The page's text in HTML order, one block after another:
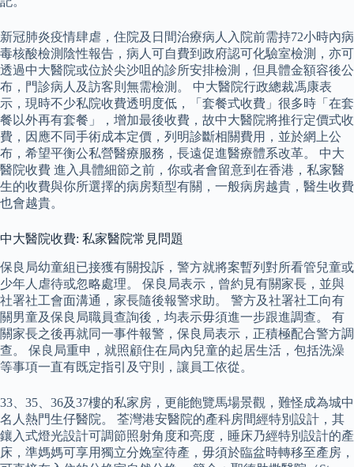
新冠肺炎疫情肆虐，住院及日間治療病人入院前需持72小時內病
毒核酸檢測陰性報告，病人可自費到政府認可化驗室檢測，亦可
透過中大醫院或位於尖沙咀的診所安排檢測，但具體金額容後公
布，門診病人及訪客則無需檢測。 中大醫院行政總裁馮康表
示，現時不少私院收費透明度低，「套餐式收費」很多時「在套
餐以外再有套餐」，增加最後收費，故中大醫院將推行定價式收
費，因應不同手術成本定價，列明診斷相關費用，並於網上公
布，希望平衡公私營醫療服務，長遠促進醫療體系改革。 中大
醫院收費 進入具體細節之前，你或者會留意到在香港，私家醫
生的收費與你所選擇的病房類型有關，一般病房越貴，醫生收費
也會越貴。
中大醫院收費: 私家醫院常見問題
保良局幼童組已接獲有關投訴，警方就將案暫列對所看管兒童或
少年人虐待或忽略處理。 保良局表示，曾約見有關家長，並與
社署社工會面溝通，家長隨後報警求助。 警方及社署社工向有
關男童及保良局職員查詢後，均表示毋須進一步跟進調查。 有
關家長之後再就同一事件報警，保良局表示，正積極配合警方調
查。 保良局重申，就照顧住在局內兒童的起居生活，包括洗澡
等事項一直有既定指引及守則，讓員工依從。
33、35、36及37樓的私家房，更能飽覽馬場景觀，難怪成為城中
名人熱門生仔醫院。 荃灣港安醫院的產科房間經特別設計，其
鑲入式燈光設計可調節照射角度和亮度，睡床乃經特別設計的產
床，準媽媽可享用獨立分娩室待產，毋須於臨盆時轉移至產房，